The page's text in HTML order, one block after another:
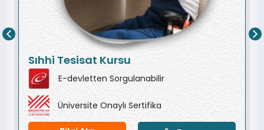
Sıhhi Tesisat Kursu
E-devletten Sorgulanabilir
Üniversite Onaylı Sertifika